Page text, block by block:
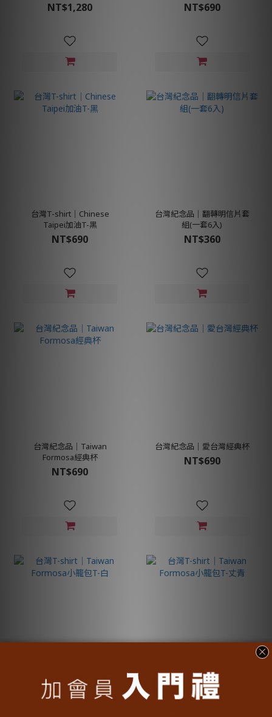
NT$1,280 NT$690
台灣T-shirt│Chinese
Taipei加油T-黑
NT$690
台灣紀念品│翻轉明信片套
組(一套6入)
NT$360
台灣紀念品│Taiwan
Formosa經典杯
NT$690
台灣紀念品│愛台灣經典杯
NT$690
台灣T-shirt│Taiwan
Formosa小籠包T-白
NT$990
台灣T-shirt│Taiwan
Formosa小籠包T-丈青
NT$990